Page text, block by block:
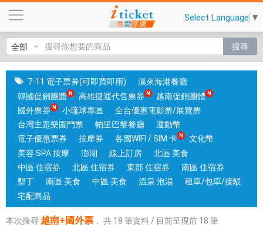
+
國
外
票
台
中
和
高
雄
有
體
門
Select Language ▼
搜尋
7-11 電子票券(可即買即用)
漢來海港餐廳
韓國促銷團體
高雄捷運代售票券
越南促銷團體
國外票券
小琉球專區
全台優惠電影票/展覽票
台灣主題樂園門票
帕里巴黎餐廳
運動幣
電子優惠票券
按摩券 各國WIFI / SIM 卡
文化幣
美容 SPA 按摩
澎湖 線上訂房
北區 美食
中區 住宿券
北區 住宿券 東部 住宿券
南區 住宿券
墾丁
南區 美食 中區 美食 溫泉 泡湯
租車/包車/接駁
宅配商品
本次搜尋 越南+國外票 ， 共 18 筆資料 / 目前呈現前 18 筆